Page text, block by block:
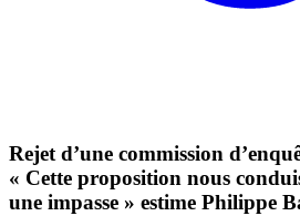
Rejet d’une commission
« Cette proposition nous
une impasse » estime Philippe